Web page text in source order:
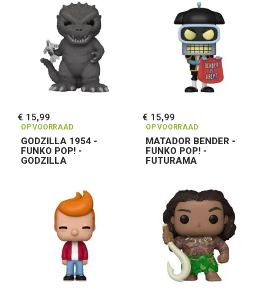
GODZILLA 1954 -
FUNKO POP! -
GODZILLA
€ 15,99
OP VOORRAAD
MATADOR BENDER -
FUNKO POP! -
FUTURAMA
€ 15,99
OP VOORRAAD